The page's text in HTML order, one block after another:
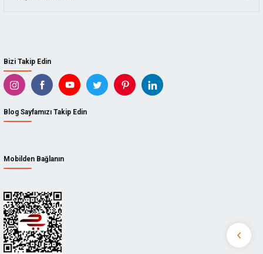
Bizi Takip Edin
Blog Sayfamızı Takip Edin
Mobilden Bağlanın